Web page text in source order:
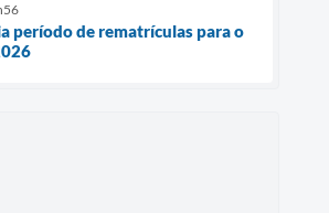
período de rematrículas para o